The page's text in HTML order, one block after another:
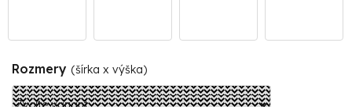
Rozmery (šírka x výška)